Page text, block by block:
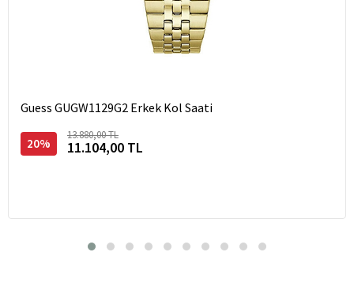
Guess GUGW1129G2 Erkek Kol Saati
20%
13.880,00 TL
11.104,00 TL